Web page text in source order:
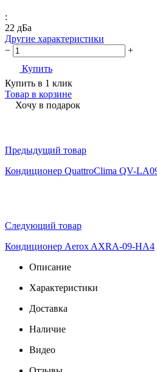
:
22 дБа
Другие характеристики
−
+
Купить
Купить в 1 клик
Товар в корзине
Хочу в подарок
Предыдущий товар
Кондиционер QuattroСlima QV-
Следующий товар
Кондиционер Aerox AXRA-09-HA4
Описание
Характеристики
Доставка
Наличие
Видео